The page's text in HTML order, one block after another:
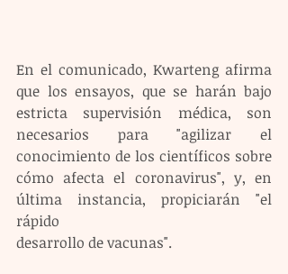
En el comunicado, Kwarteng afirma
que los ensayos, que se harán bajo
estricta supervisión médica, son
necesarios para "agilizar el
conocimiento de los científicos sobre
cómo afecta el coronavirus", y, en
última instancia, propiciarán "el
rápido
desarrollo de vacunas".